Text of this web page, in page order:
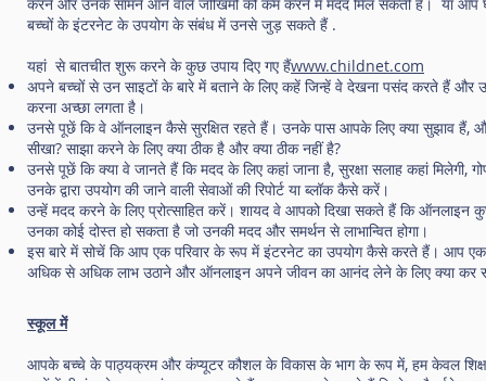
बच्चों के इंटरनेट के उपयोग के संबंध में उनसे जुड़ सकते हैं .
यहां से बातचीत शुरू करने के कुछ उपाय दिए गए हैंwww.childnet.com
अपने बच्चों से उन साइटों के बारे में बताने के लिए कहें जिन्हें वे देखना पसंद करते हैं और
करना अच्छा लगता है।
उनसे पूछें कि वे ऑनलाइन कैसे सुरक्षित रहते हैं। उनके पास आपके लिए क्या सुझाव हैं,
सीखा? साझा करने के लिए क्या ठीक है और क्या ठीक नहीं है?
उनसे पूछें कि क्या वे जानते हैं कि मदद के लिए कहां जाना है, सुरक्षा सलाह कहां मिलेगी,
उनके द्वारा उपयोग की जाने वाली सेवाओं की रिपोर्ट या ब्लॉक कैसे करें।
उन्हें मदद करने के लिए प्रोत्साहित करें। शायद वे आपको दिखा सकते हैं कि ऑनलाइन
उनका कोई दोस्त हो सकता है जो उनकी मदद और समर्थन से लाभान्वित होगा।
इस बारे में सोचें कि आप एक परिवार के रूप में इंटरनेट का उपयोग कैसे करते हैं। आप
अधिक से अधिक लाभ उठाने और ऑनलाइन अपने जीवन का आनंद लेने के लिए क्या कर
स्कूल में
आपके बच्चे के पाठ्यक्रम और कंप्यूटर कौशल के विकास के भाग के रूप में, हम केवल